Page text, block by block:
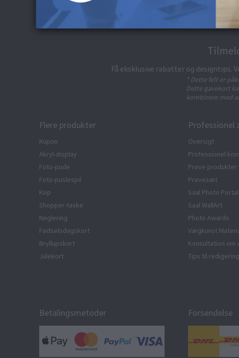
Få eksklusive rabatter og designtips.
* Dette felt er
Dette gavekort
kombinere med
Flere produkter
Kupon
Akryl-display
Foto-pude
Foto-puslespil
Kop
Shopper-taske
Nøglering
Fødselsdagskort
Bryllupskort
Julekort
Professionel
Oversigt
Professionel
Prøve produkter
Prøvesæt
Saal Photo Portal
Saal WallArt
Photo Awards
Vægkunst
Konsultation
Tips til
Betalingsmetoder Forsendelse